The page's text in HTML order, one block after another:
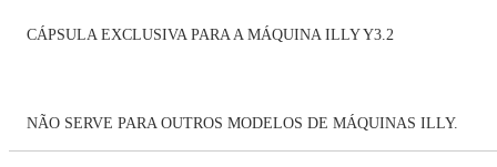
CÁPSULA EXCLUSIVA PARA A MÁQUINA ILLY Y3.2
NÃO SERVE PARA OUTROS MODELOS DE MÁQUINAS ILLY.